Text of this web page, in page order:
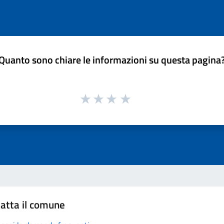
sono chiare le informazioni su questa
il comune